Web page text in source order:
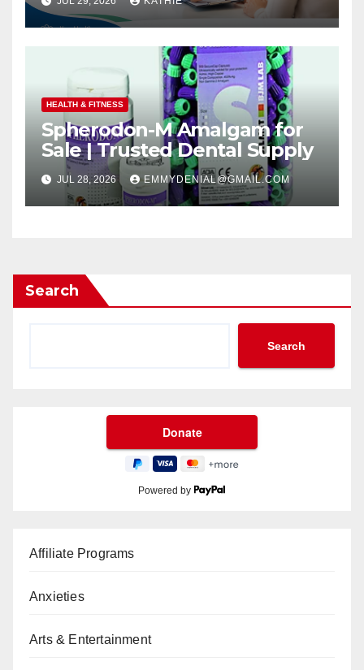
HEALTH & FITNESS
Spherodon-M Amalgam for
Sale | Trusted Dental Supply
JUL 28, 2026 EMMYDENIAL@GMAIL.COM
Search
Search
Powered by
Affiliate Programs
Anxieties
Arts & Entertainment